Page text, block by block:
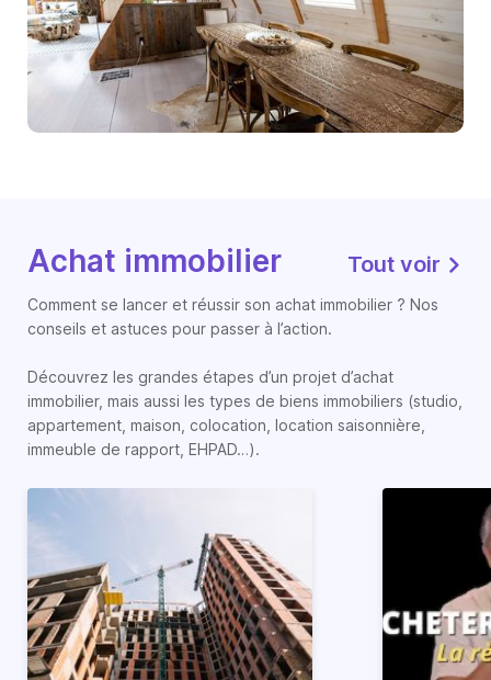
Achat immobilier Tout voir
Comment se lancer et réussir son achat immobilier ? Nos
conseils et astuces pour passer à l’action.
Découvrez les grandes étapes d’un projet d’achat
immobilier, mais aussi les types de biens immobiliers (studio,
appartement, maison, colocation, location saisonnière,
immeuble de rapport, EHPAD…).